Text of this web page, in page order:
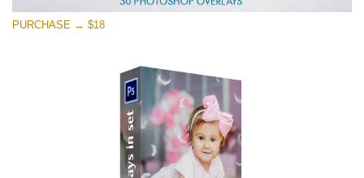
PURCHASE → $18